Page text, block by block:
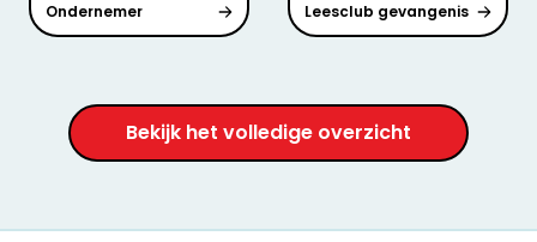
Ondernemer Leesclub gevangenis
Bekijk het volledige overzicht